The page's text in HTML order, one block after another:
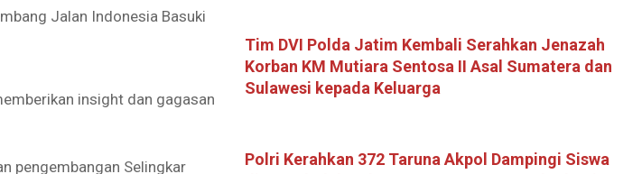
Jalan Indonesia Basuki
insight dan gagasan
pengembangan Selingkar
Tim DVI Polda Jatim Kembali Serahkan Jenazah
Korban KM Mutiara Sentosa II Asal Sumatera dan
Sulawesi kepada Keluarga
Polri Kerahkan 372 Taruna Akpol Dampingi Siswa